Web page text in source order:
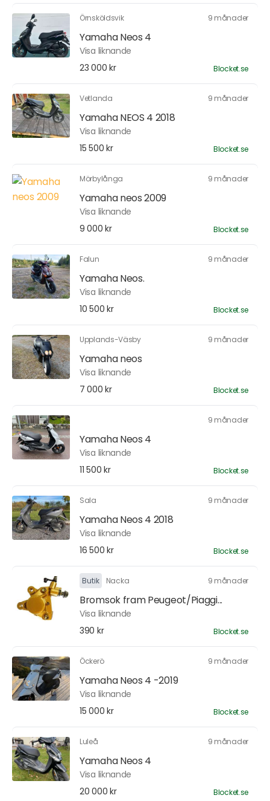
Örnsköldsvik 9 månader
Yamaha Neos 4
Visa liknande
23 000 kr
Blocket.se
Vetlanda 9 månader
Yamaha NEOS 4 2018
Visa liknande
15 500 kr
Blocket.se
Mörbylånga 9 månader
Yamaha neos 2009
Visa liknande
9 000 kr
Blocket.se
Falun 9 månader
Yamaha Neos.
Visa liknande
10 500 kr
Blocket.se
Upplands-Väsby 9 månader
Yamaha neos
Visa liknande
7 000 kr
Blocket.se
9 månader
Yamaha Neos 4
Visa liknande
11 500 kr
Blocket.se
Sala 9 månader
Yamaha Neos 4 2018
Visa liknande
16 500 kr
Blocket.se
Butik Nacka 9 månader
Bromsok fram Peugeot/Piaggi...
Visa liknande
390 kr
Blocket.se
Öckerö 9 månader
Yamaha Neos 4 -2019
Visa liknande
15 000 kr
Blocket.se
Luleå 9 månader
Yamaha Neos 4
Visa liknande
20 000 kr
Blocket.se